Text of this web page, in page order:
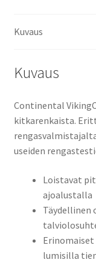
Kuvaus
Kuvaus
Continental
kitkarenkaista.
useiden
Loistavat
ajoalustalla
Täydellinen
lumisilla